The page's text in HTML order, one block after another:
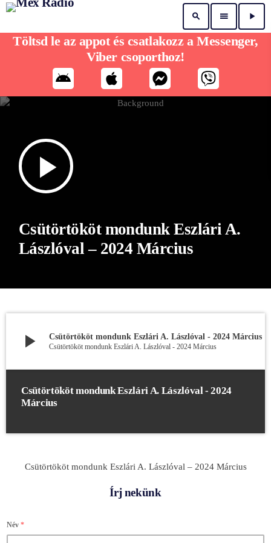
search menu play_arrow
play_arrow
Csütörtököt mondunk Eszlári A.
Lászlóval – 2024 Március
play_arrow Csütörtököt mondunk Eszlári A. Lászlóval - 2024 Március
Csütörtököt mondunk Eszlári A. Lászlóval - 2024 Március
Csütörtököt mondunk Eszlári A. Lászlóval - 2024
Március
Csütörtököt mondunk Eszlári A. Lászlóval – 2024 Március
Írj nekünk
Név *
Töltsd le az appot és csatlakozz a Messenger,
Viber csoporthoz!